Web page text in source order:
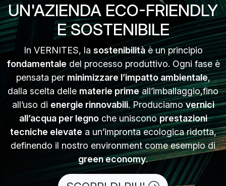
UN'AZIENDA ECO-FRIENDLY
E SOSTENIBILE
In VERNITES, la sostenibilitàè un principio
fondamentale del processo produttivo. Ogni fase è
pensata per minimizzare l’impatto ambientale,
dalla scelta delle materie primeall’imballaggio,fino
all’uso di energie rinnovabili. Produciamovernici
all’acqua per legnoche unisconoprestazioni
tecniche elevate a un’impronta ecologica ridotta,
definendo il nostro environment come esempio di
green economy.